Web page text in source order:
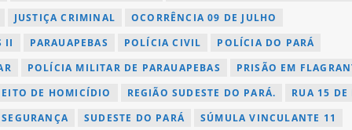
JUSTIÇA CRIMINAL
OCORRÊNCIA 09 DE JULHO
II
PARAUAPEBAS POLÍCIA CIVIL
POLÍCIA DO PARÁ
POLÍCIA MILITAR DE PARAUAPEBAS
PRISÃO EM
DE HOMICÍDIO
REGIÃO SUDESTE DO PARÁ.
RUA 15 DE
SUDESTE DO PARÁ SÚMULA VINCULANTE 11